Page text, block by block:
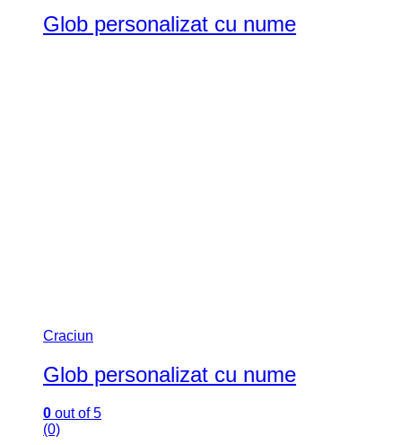
Glob personalizat cu nume
Craciun
Glob personalizat cu nume
0 out of 5
(0)